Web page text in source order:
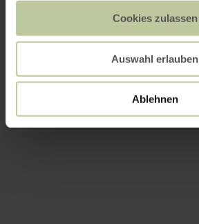
Cookies zulassen
Auswahl erlauben
Ablehnen